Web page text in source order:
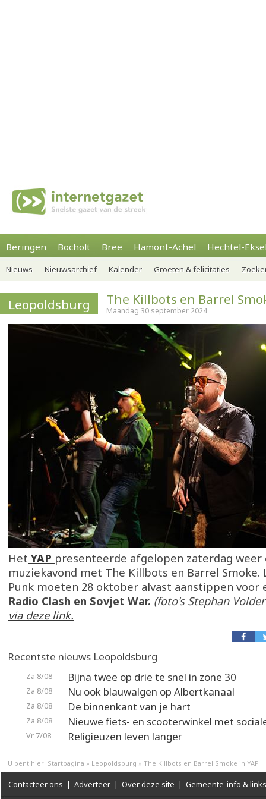
Beringen Bocholt Bree Hamont-Achel Hechtel-
Nieuws Nieuwsarchief Kalender Groeten & felicitaties
Leopoldsburg The Killbots en Barrel
Maandag 30 september 2024
Het YAP presenteerde afgelopen zaterdag weer
muziekavond met The Killbots en Barrel Smoke.
Punk moeten 28 oktober alvast aanstippen voor
Radio Clash en Sovjet War. (foto's Stephan
via deze link.
Recentste nieuws Leopoldsburg
Za 8/08 Bijna twee op drie te snel in zone 30
Za 8/08 Nu ook blauwalgen op Albertkanaal
Za 8/08 De binnenkant van je hart
Za 8/08 Nieuwe fiets- en scooterwinkel met
Vr 7/08 Religieuzen leven langer
U bent hier: Startpagina » Leopoldsburg » The Killbots en Barrel Smoke in YAP
Contacteer ons | Adverteer | Over deze site | Gemeente-info & links